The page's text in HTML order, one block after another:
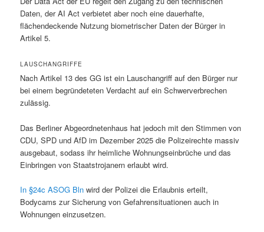
Daten, der AI Act verbietet aber noch eine dauerhafte,
flächendeckende Nutzung biometrischer Daten der Bürger in
Artikel 5.
LAUSCHANGRIFFE
Nach Artikel 13 des GG ist ein Lauschangriff auf den Bürger nur
bei einem begründeteten Verdacht auf ein Schwerverbrechen
zulässig.
Das Berliner Abgeordnetenhaus hat jedoch mit den Stimmen von
CDU, SPD und AfD im Dezember 2025 die Polizeirechte massiv
ausgebaut, sodass ihr heimliche Wohnungseinbrüche und das
Einbringen von Staatstrojanern erlaubt wird.
In §24c ASOG Bln wird der Polizei die Erlaubnis erteilt,
Bodycams zur Sicherung von Gefahrensituationen auch in
Wohnungen einzusetzen.